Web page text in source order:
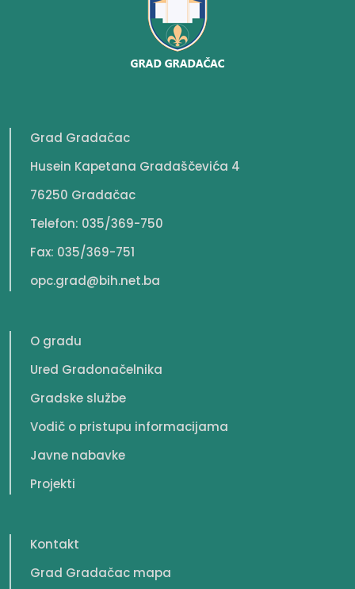
Grad Gradačac
Husein Kapetana Gradaščevića 4
76250 Gradačac
Telefon: 035/369-750
Fax: 035/369-751
opc.grad@bih.net.ba
O gradu
Ured Gradonačelnika
Gradske službe
Vodič o pristupu informacijama
Javne nabavke
Projekti
Kontakt
Grad Gradačac mapa